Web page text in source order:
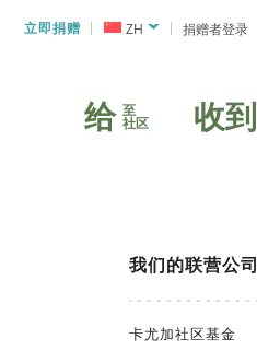
立即捐赠 ZH 捐赠者登录
给 至
社区 收到
我们的联营公司
卡尤加社区基金